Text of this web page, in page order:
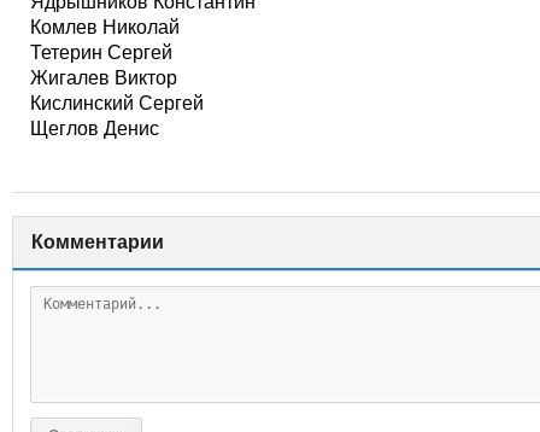
Комлев Николай
Тетерин Сергей
Жигалев Виктор
Кислинский Сергей
Щеглов Денис
Комментарии